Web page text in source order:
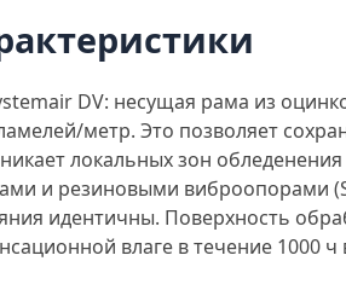
DV: несущая рама из
метр. Это позволяет
локальных зон
и резиновыми виброопорами
идентичны. Поверхность
влаге в течение 1000